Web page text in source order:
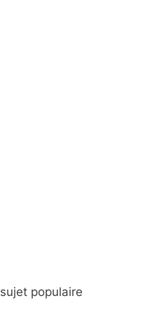
sujet populaire